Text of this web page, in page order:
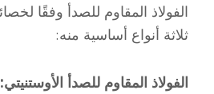
الفولاذ المقاوم للصدأ وفقًا
ثلاثة أنواع أساسية منه:
الفولاذ المقاوم للصدأ الأوستنيتي: